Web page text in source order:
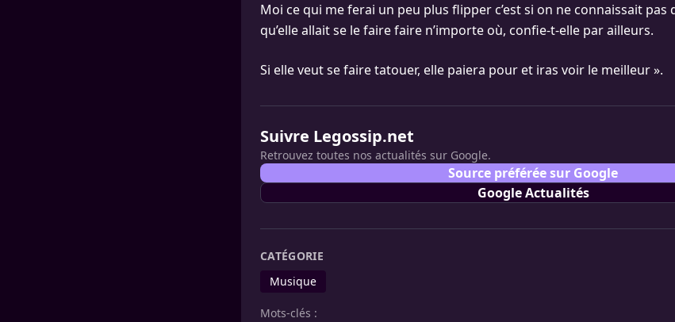
Moi ce qui me ferai un peu plus flipper c’est si on ne connaissait
qu’elle allait se le faire faire n’importe où, confie-t-elle par ailleurs.
Si elle veut se faire tatouer, elle paiera pour et iras voir le meilleur ».
Suivre Legossip.net
Retrouvez toutes nos actualités sur Google.
Source préférée sur Google
Google Actualités
CATÉGORIE
Musique
Mots-clés :